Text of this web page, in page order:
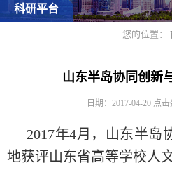
科研平台
您的位置：
山东半岛协同创新
日期：2017-04-20 点击
2017年4月，山东半岛
地获评山东省高等学校人